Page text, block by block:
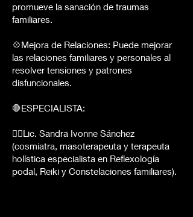
promueve la sanación de traumas
familiares.
💠Mejora de Relaciones: Puede mejorar
las relaciones familiares y personales al
resolver tensiones y patrones
disfuncionales.
🛑ESPECIALISTA:
💆‍♀️Lic. Sandra Ivonne Sánchez
(cosmiatra, masoterapeuta y terapeuta
holística especialista en Reflexología
podal, Reiki y Constelaciones familiares).